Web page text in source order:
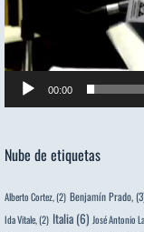
00:00
Nube de etiquetas
Alberto Cortez, (2) Benjamín Prado,
Ida Vitale, (2) Italia (6) José Antonio